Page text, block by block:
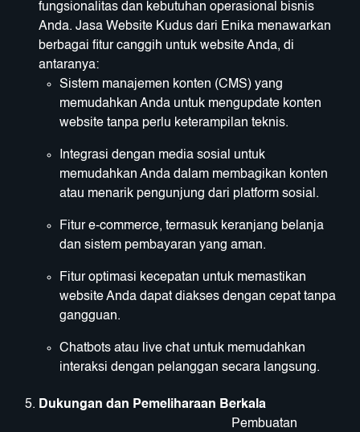
fungsionalitas dan kebutuhan operasional bisnis
Anda. Jasa Website Kudus dari Enika menawarkan
berbagai fitur canggih untuk website Anda, di
antaranya:
Sistem manajemen konten (CMS) yang
memudahkan Anda untuk mengupdate konten
website tanpa perlu keterampilan teknis.
Integrasi dengan media sosial untuk
memudahkan Anda dalam membagikan konten
atau menarik pengunjung dari platform sosial.
Fitur e-commerce, termasuk keranjang belanja
dan sistem pembayaran yang aman.
Fitur optimasi kecepatan untuk memastikan
website Anda dapat diakses dengan cepat tanpa
gangguan.
Chatbots atau live chat untuk memudahkan
interaksi dengan pelanggan secara langsung.
Dukungan dan Pemeliharaan Berkala
Pembuatan